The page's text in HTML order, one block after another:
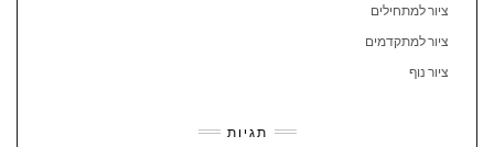
ציור למתחילים
ציור למתקדמים
ציור נוף
תגיות